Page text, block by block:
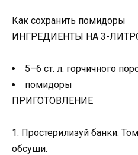
Как сохранить помидоры
ИНГРЕДИЕНТЫ НА 3-
5–6 ст. л. горчичного
помидоры
ПРИГОТОВЛЕНИЕ
1. Простерилизуй банки.
обсуши.